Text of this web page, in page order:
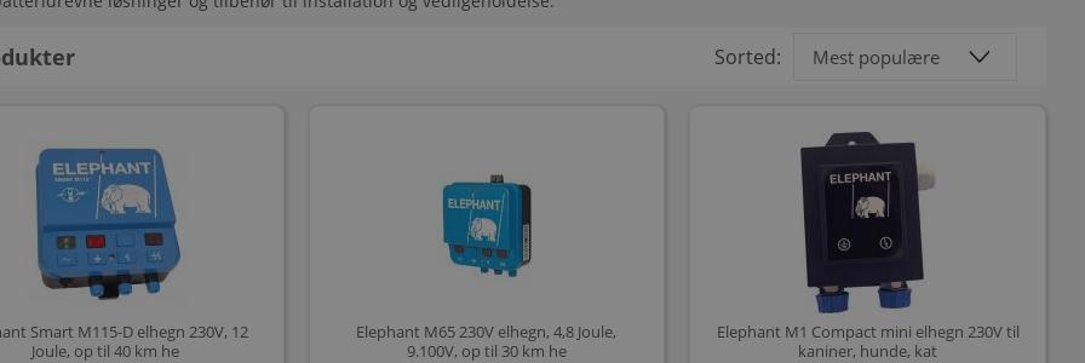
Sorted:
Smart M115-D elhegn 230V, 12
Joule, op til 40 km he
Elephant M65 230V elhegn, 4,8 Joule,
9.100V, op til 30 km he
Elephant M1 Compact mini elhegn 230V til
kaniner, hunde, kat